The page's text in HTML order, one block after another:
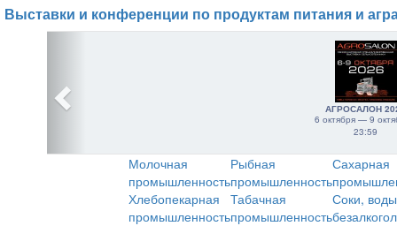
Выставки и конференции по продуктам питания и
АГРОСАЛОН
6 октября — 9
23:59
Молочная
промышленность
Рыбная
промышленность
Сахарная
Хлебопекарная
промышленность
Табачная
промышленность
Соки,